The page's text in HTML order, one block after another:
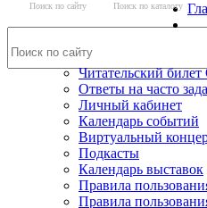
Поиск по сайту Поиск по каталогу
Читательский
Ответы на часто
Личный кабинет
Календарь событий
Виртуальный
Подкасты
Календарь выставок
Правила
Правила